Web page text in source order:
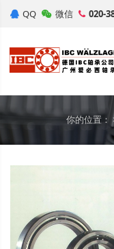
QQ 微信 020-
你的位置：